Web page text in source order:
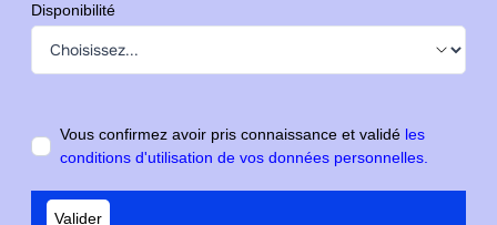
Disponibilité
Vous confirmez avoir pris connaissance et validé les
conditions d'utilisation de vos données personnelles.